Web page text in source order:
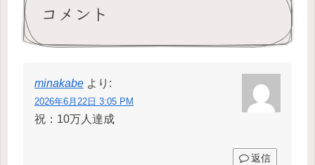
コメント
minakabe より:
2026年6月22日 3:05 PM
祝：10万人達成
返信